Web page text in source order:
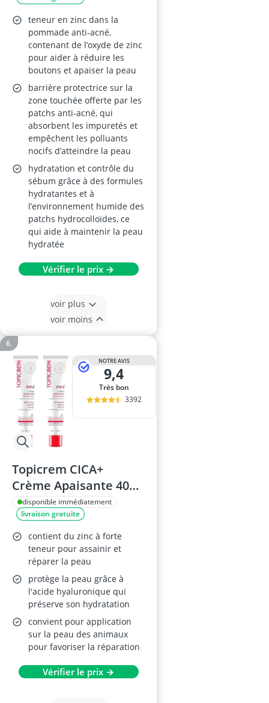
Zincteneur en zinc dans la
pommade anti-acné,
contenant de l’oxyde de zinc
pour aider à réduire les
boutons et apaiser la peau
barrière protectrice sur la
zone touchée offerte par les
patchs anti-acné, qui
absorbent les impuretés et
empêchent les polluants
nocifs d’atteindre la peau
hydratation et contrôle du
sébum grâce à des formules
hydratantes et à
l’environnement humide des
patchs hydrocolloïdes, ce
qui aide à maintenir la peau
hydratée
Vérifier le prix →
voir plus
voir moins
NOTRE AVIS
9,4
Très bon
3392
Topicrem CICA+
Crème Apaisante 40
mldisponible immédiatement
livraison gratuite
contient du zinc à forte
teneur pour assainir et
réparer la peau
protège la peau grâce à
l'acide hyaluronique qui
préserve son hydratation
convient pour application
sur la peau des animaux
pour favoriser la réparation
Vérifier le prix →